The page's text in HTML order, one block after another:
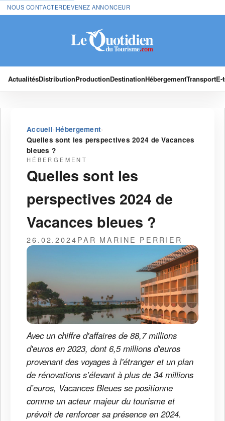
NOUS CONTACTERDEVENEZ ANNONCEUR
ActualitésDistributionProductionDestinationHébergementTransport
Accueil›Hébergement›
Quelles sont les perspectives 2024 de Vacances
bleues ?
HÉBERGEMENT
Quelles sont les
perspectives 2024 de
Vacances bleues ?
26.02.2024PAR MARINE PERRIER
Avec un chiffre d'affaires de 88,7 millions
d'euros en 2023, dont 6,5 millions d'euros
provenant des voyages à l'étranger et un plan
de rénovations s’élevant à plus de 34 millions
d’euros, Vacances Bleues se positionne
comme un acteur majeur du tourisme et
prévoit de renforcer sa présence en 2024.